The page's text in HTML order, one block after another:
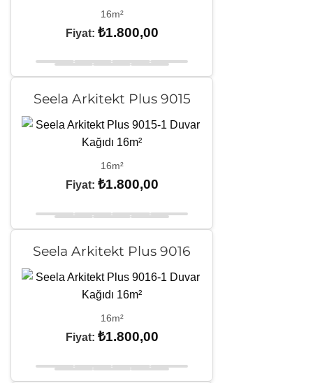
16m²
Fiyat: ₺1.800,00
Seela Arkitekt Plus 9015
16m²
Fiyat: ₺1.800,00
Seela Arkitekt Plus 9016
16m²
Fiyat: ₺1.800,00